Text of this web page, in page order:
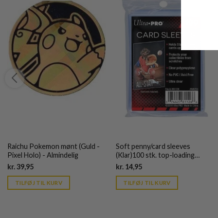
Raichu Pokemon mønt (Guld -
Pixel Holo) - Almindelig
kr.39,95Current
is:
kr. 39,95.
TILFØJ TIL KURV
Soft penny/card sleeves
(Klar)100 stk. top-loading
(66,7x92mm) - Ultra Pro
kr.14,95Current
is:
kr. 39,95.
TILFØJ TIL KURV